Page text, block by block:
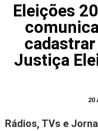
Eleições
Justiça
20
Rádios, TVs e